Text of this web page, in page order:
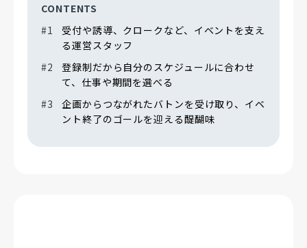
CONTENTS
受付や誘導、クロークなど、イベントを支え
る運営スタッフ
登録制だから自分のスケジュールに合わせ
て、仕事や期間を選べる
企画からつながれたバトンを受け取り、イベ
ント終了のゴールを迎える醍醐味